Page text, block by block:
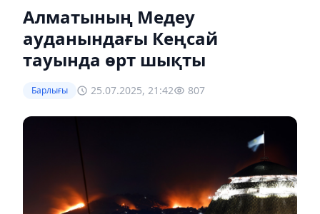
Алматының Медеу
ауданындағы Кеңсай
тауында өрт шықты
Барлығы 25.07.2025, 21:42 807